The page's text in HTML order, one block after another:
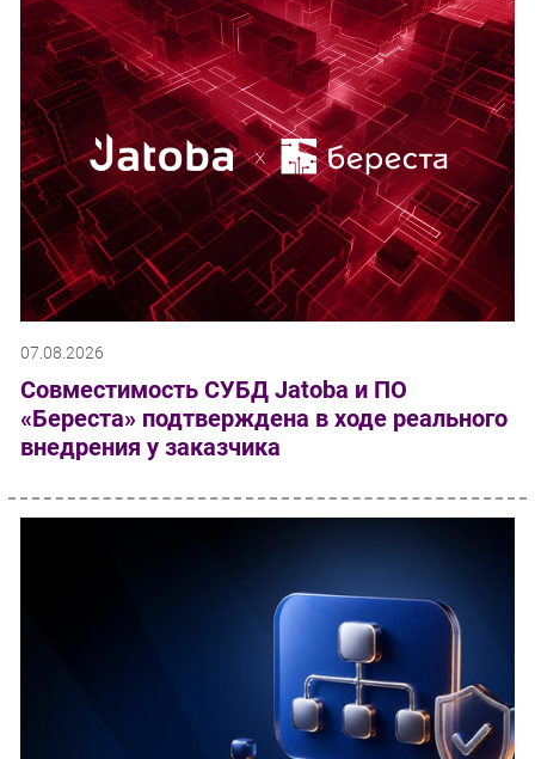
07.08.2026
Совместимость СУБД Jatoba и ПО
«Береста» подтверждена в ходе реального
внедрения у заказчика